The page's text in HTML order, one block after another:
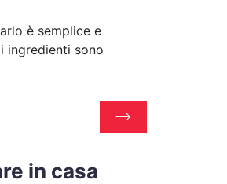
è semplice e
ingredienti sono
in casa